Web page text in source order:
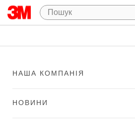
НАША КОМПАНІЯ
НОВИНИ